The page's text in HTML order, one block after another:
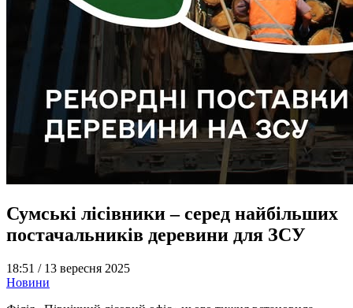
Сумські лісівники – серед найбільших
постачальників деревини для ЗСУ
18:51 / 13 вересня 2025
Новини